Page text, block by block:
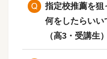
指定校推薦を狙
何をしたらいい
（高3・受講生）